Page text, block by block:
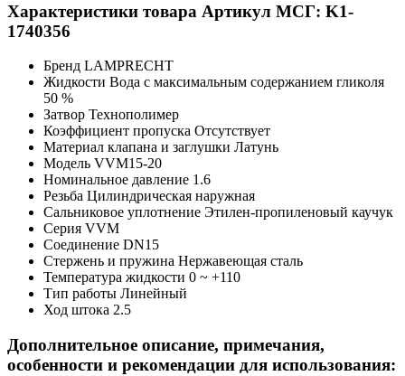
Характеристики товара Артикул МСГ: K1-
1740356
Бренд LAMPRECHT
Жидкости Вода с максимальным содержанием гликоля
50 %
Затвор Технополимер
Коэффициент пропуска Отсутствует
Материал клапана и заглушки Латунь
Модель VVM15-20
Номинальное давление 1.6
Резьба Цилиндрическая наружная
Сальниковое уплотнение Этилен-пропиленовый каучук
Серия VVM
Соединение DN15
Стержень и пружина Нержавеющая сталь
Температура жидкости 0 ~ +110
Тип работы Линейный
Ход штока 2.5
Дополнительное описание, примечания,
особенности и рекомендации для использования: